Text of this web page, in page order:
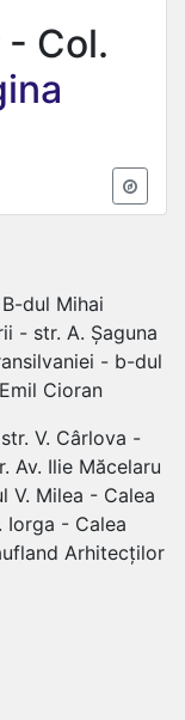
- Col.
dul Mihai
- str. A. Șaguna
- b-dul
Cioran
V. Cârlova -
Av. Ilie Măcelaru
V. Milea - Calea
Iorga - Calea
Arhitecților